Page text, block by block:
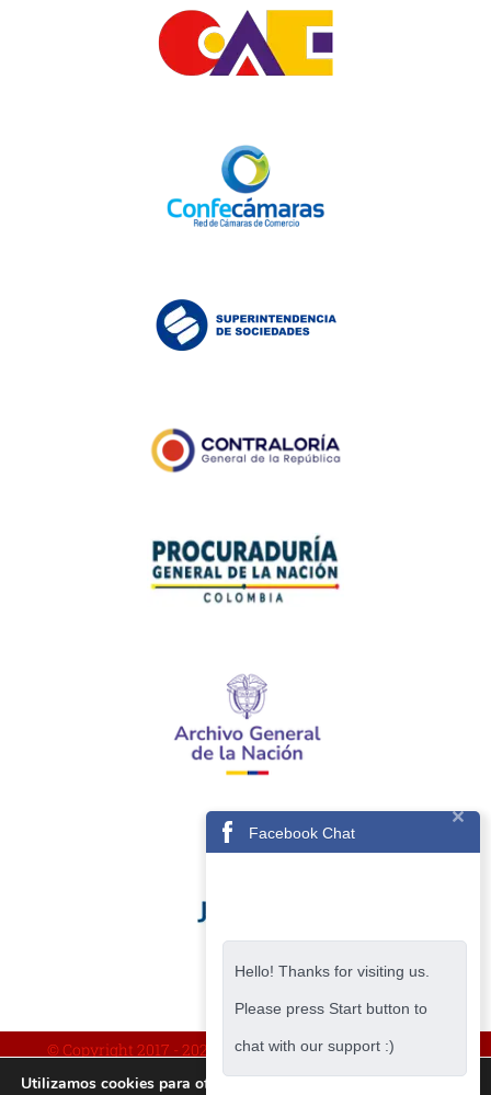
© Copyright 2017 - 2026 | IMPLEMENTADO POR AVISA
Facebook Chat
Hello! Thanks for visiting us.
Please press Start button to
chat with our support :)
Utilizamos cookies para ofrecerte la mejor experiencia en